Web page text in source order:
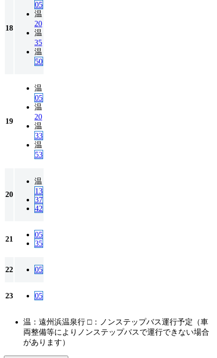
18
05
温
20
温
35
温
50
19
温
05
温
20
温
33
温
53
20
温
13
37
42
21
05
35
22 05
23 05
温：遠州浜温泉行 □：ノンステップバス運行予定（車
両整備等によりノンステップバスで運行できない場合
があります）